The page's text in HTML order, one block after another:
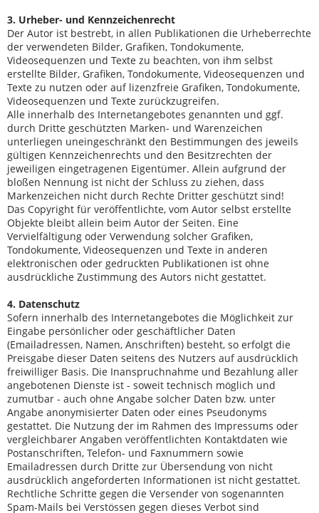
3. Urheber- und Kennzeichenrecht
Der Autor ist bestrebt, in allen Publikationen die Urheberrechte
der verwendeten Bilder, Grafiken, Tondokumente,
Videosequenzen und Texte zu beachten, von ihm selbst
erstellte Bilder, Grafiken, Tondokumente, Videosequenzen und
Texte zu nutzen oder auf lizenzfreie Grafiken, Tondokumente,
Videosequenzen und Texte zurückzugreifen.
Alle innerhalb des Internetangebotes genannten und ggf.
durch Dritte geschützten Marken- und Warenzeichen
unterliegen uneingeschränkt den Bestimmungen des jeweils
gültigen Kennzeichenrechts und den Besitzrechten der
jeweiligen eingetragenen Eigentümer. Allein aufgrund der
bloßen Nennung ist nicht der Schluss zu ziehen, dass
Markenzeichen nicht durch Rechte Dritter geschützt sind!
Das Copyright für veröffentlichte, vom Autor selbst erstellte
Objekte bleibt allein beim Autor der Seiten. Eine
Vervielfältigung oder Verwendung solcher Grafiken,
Tondokumente, Videosequenzen und Texte in anderen
elektronischen oder gedruckten Publikationen ist ohne
ausdrückliche Zustimmung des Autors nicht gestattet.
4. Datenschutz
Sofern innerhalb des Internetangebotes die Möglichkeit zur
Eingabe persönlicher oder geschäftlicher Daten
(Emailadressen, Namen, Anschriften) besteht, so erfolgt die
Preisgabe dieser Daten seitens des Nutzers auf ausdrücklich
freiwilliger Basis. Die Inanspruchnahme und Bezahlung aller
angebotenen Dienste ist - soweit technisch möglich und
zumutbar - auch ohne Angabe solcher Daten bzw. unter
Angabe anonymisierter Daten oder eines Pseudonyms
gestattet. Die Nutzung der im Rahmen des Impressums oder
vergleichbarer Angaben veröffentlichten Kontaktdaten wie
Postanschriften, Telefon- und Faxnummern sowie
Emailadressen durch Dritte zur Übersendung von nicht
ausdrücklich angeforderten Informationen ist nicht gestattet.
Rechtliche Schritte gegen die Versender von sogenannten
Spam-Mails bei Verstössen gegen dieses Verbot sind